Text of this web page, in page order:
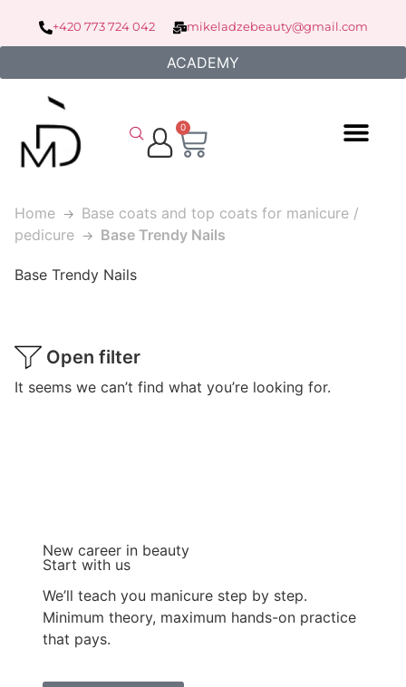
+420 773 724 042 mikeladzebeauty@gmail.com
ACADEMY
0
Home
Base coats and top coats for manicure /
pedicure
Base Trendy Nails
Base Trendy Nails
Open filter
It seems we can’t find what you’re looking for.
New career in beauty
Start with us
We’ll teach you manicure step by step.
Minimum theory, maximum hands-on practice
that pays.